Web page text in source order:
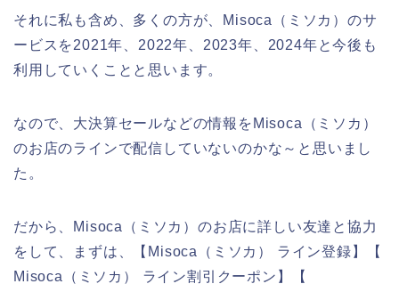
それに私も含め、多くの方が、Misoca（ミソカ）のサ
ービスを2021年、2022年、2023年、2024年と今後も
利用していくことと思います。
なので、大決算セールなどの情報をMisoca（ミソカ）
のお店のラインで配信していないのかな～と思いまし
た。
だから、Misoca（ミソカ）のお店に詳しい友達と協力
をして、まずは、【Misoca（ミソカ） ライン登録】【
Misoca（ミソカ） ライン割引クーポン】【